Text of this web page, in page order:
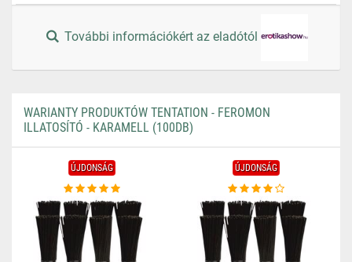
További információkért az eladótól
WARIANTY PRODUKTÓW TENTATION - FEROMON
ILLATOSÍTÓ - KARAMELL (100DB)
ÚJDONSÁG ÚJDONSÁG